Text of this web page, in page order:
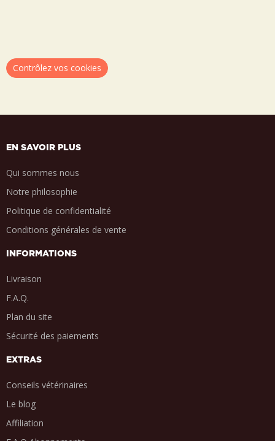
Contrôlez vos cookies
EN SAVOIR PLUS
Qui sommes nous
Notre philosophie
Politique de confidentialité
Conditions générales de vente
INFORMATIONS
Livraison
F.A.Q.
Plan du site
Sécurité des paiements
EXTRAS
Conseils vétérinaires
Le blog
Affiliation